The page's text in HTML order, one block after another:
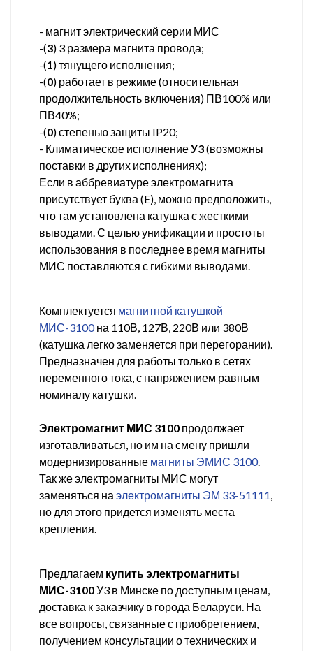
- магнит электрический серии МИС
-(3) 3 размера магнита провода;
-(1 ) тянущего исполнения;
-(0) работает в режиме (относительная
продолжительность включения) ПВ100% или
ПВ40%;
-(0) степенью защиты IP20;
- Климатическое исполнениеУ3(возможны
поставки в других исполнениях);
Если в аббревиатуре электромагнита
присутствует буква (E), можно предположить,
что там установлена катушка с жесткими
выводами. С целью унификации и простоты
использования в последнее время магниты
МИС поставляются с гибкими выводами.
Комплектуется магнитной катушкой
МИС-3100на 110В, 127В, 220В или 380В
(катушка легко заменяется при перегорании).
Предназначен для работы только в сетях
переменного тока, с напряжением равным
номиналу катушки.
Электромагнит МИС 3100 продолжает
изготавливаться, но им на смену пришли
модернизированные магниты ЭМИС 3100.
Так же электромагниты МИС могут
заменяться на электромагниты ЭМ 33-51111
но для этого придется изменять места
крепления.
Предлагаем купить электромагниты
МИС-3100У3 в Минске по доступным ценам,
доставка к заказчику в города Беларуси. На
все вопросы, связанные с приобретением,
получением консультации о технических и